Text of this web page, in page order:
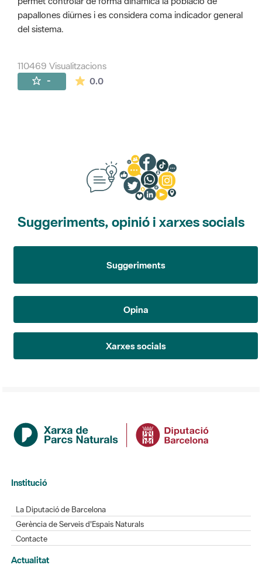
papallones diürnes i es considera coma indicador general
del sistema.
110469 Visualitzacions
- 0.0La mitjana de les valoracions és de 0
Suggeriments, opinió i xarxes socials
Suggeriments
Opina
Xarxes socials
Institució
La Diputació de Barcelona
Gerència de Serveis d'Espais Naturals
Contacte
Actualitat